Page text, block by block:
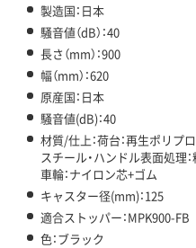
製造国：日本
騒音値（dB）：40
長さ（mm）：900
幅（mm）：620
原産国：日本
騒音値(dB)：40
材質/仕上：荷台：再生ポリプ
スチール・ハンドル表面処理
車輪：ナイロン芯+ゴム
キャスター径(mm)：125
適合ストッパー：MPK900-FB
色：ブラック